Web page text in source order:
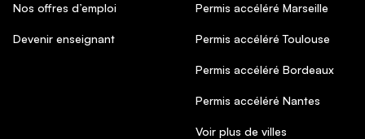
Nos offres d’emploi
Devenir enseignant
Permis accéléré Marseille
Permis accéléré Toulouse
Permis accéléré Bordeaux
Permis accéléré Nantes
Voir plus de villes